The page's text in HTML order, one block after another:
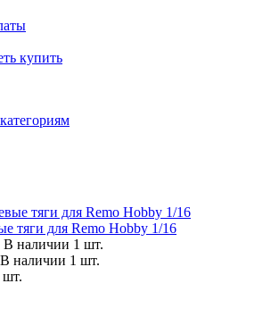
купить
тяги для Remo Hobby 1/16
В наличии 1 шт.
В наличии 1 шт.